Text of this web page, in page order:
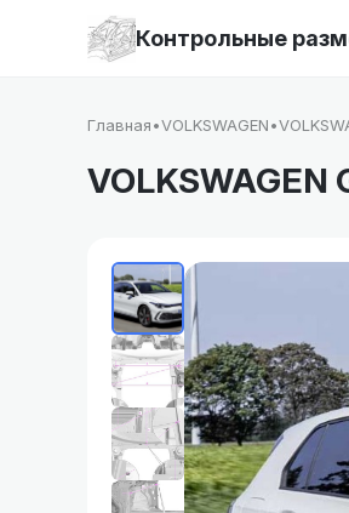
Контрольные
Главная•VOLKSWAGEN•
VOLKSWAGEN